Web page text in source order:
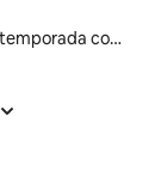
Aluguéis por temporada com banheira de hidromassagem